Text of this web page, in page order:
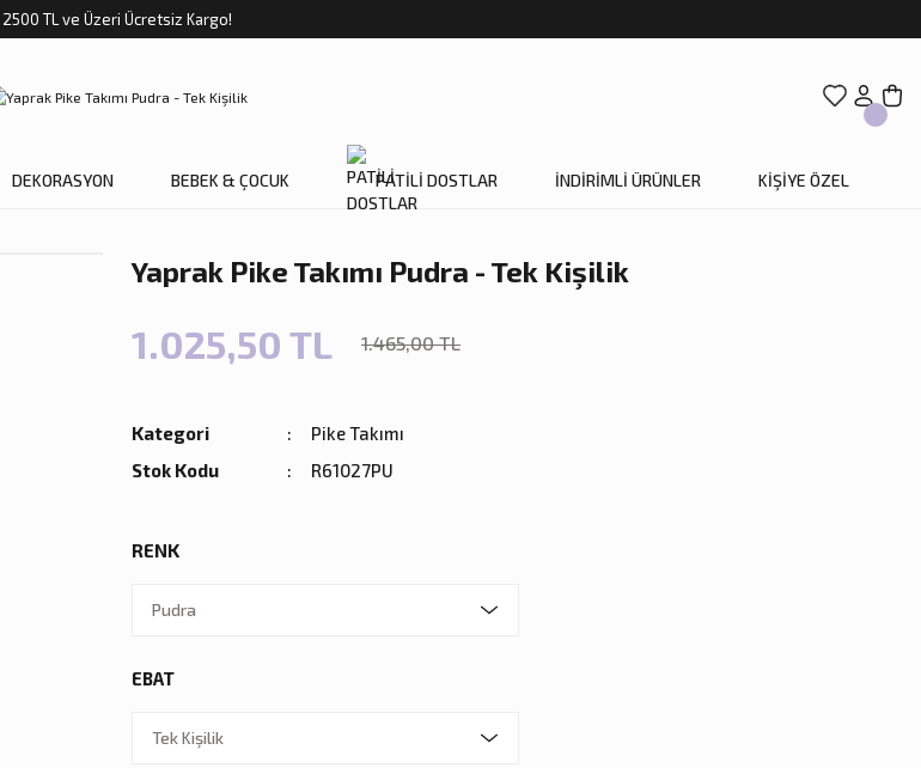
2500 TL ve Üzeri Ücretsiz Kargo!
DEKORASYON BEBEK & ÇOCUK PATİLİ DOSTLAR İNDİRİMLİ ÜRÜNLER KİŞİYE ÖZEL
Yaprak Pike Takımı Pudra - Tek Kişilik
1.025,50 TL 1.465,00 TL
Kategori
Pike Takımı
Stok Kodu
R61027PU
RENK
EBAT